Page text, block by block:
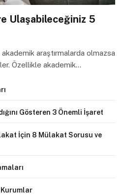
Ulaşabileceğiniz 5
araştırmalarda olmazsa
Özellikle akademik…
Gösteren 3 Önemli İşaret
İçin 8 Mülakat Sorusu ve
Kurumlar